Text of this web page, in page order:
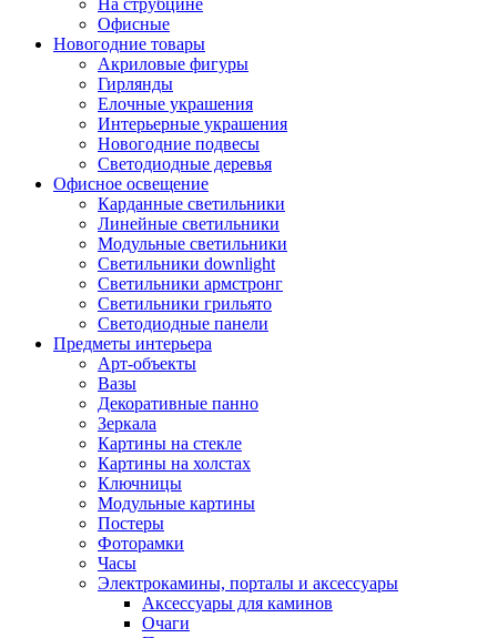
На струбцине
Офисные
Новогодние товары
Акриловые фигуры
Гирлянды
Елочные украшения
Интерьерные украшения
Новогодние подвесы
Светодиодные деревья
Офисное освещение
Карданные светильники
Линейные светильники
Модульные светильники
Светильники downlight
Светильники армстронг
Светильники грильято
Светодиодные панели
Предметы интерьера
Арт-объекты
Вазы
Декоративные панно
Зеркала
Картины на стекле
Картины на холстах
Ключницы
Модульные картины
Постеры
Фоторамки
Часы
Электрокамины, порталы и аксессуары
Аксессуары для каминов
Очаги